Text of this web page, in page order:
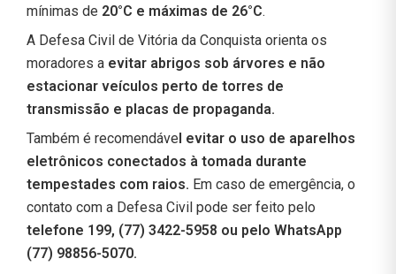
mínimas de 20°C e máximas de 26°C.
A Defesa Civil de Vitória da Conquista orienta os
moradores a evitar abrigos sob árvores e não
estacionar veículos perto de torres de
transmissão e placas de propaganda.
Também é recomendável evitar o uso de aparelhos
eletrônicos conectados à tomada durante
tempestades com raios. Em caso de emergência, o
contato com a Defesa Civil pode ser feito pelo
telefone 199, (77) 3422-5958 ou pelo WhatsApp
(77) 98856-5070.